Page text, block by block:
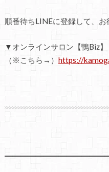
順番待ちLINEに登録して、お
▼オンラインサロン【鴨Biz】
（※こちら→） https://